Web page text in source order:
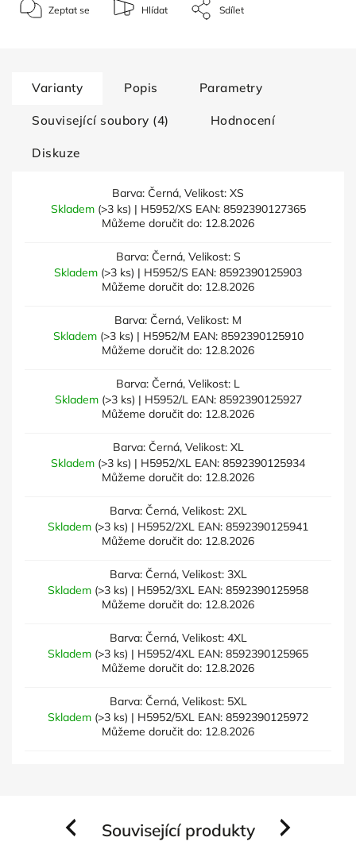
Zeptat se Hlídat Sdílet
Varianty Popis Parametry
Související soubory (4) Hodnocení
Diskuze
Barva: Černá, Velikost: XS
Skladem (>3 ks) | H5952/XS EAN: 8592390127365
Můžeme doručit do: 12.8.2026
Barva: Černá, Velikost: S
Skladem (>3 ks) | H5952/S EAN: 8592390125903
Můžeme doručit do: 12.8.2026
Barva: Černá, Velikost: M
Skladem (>3 ks) | H5952/M EAN: 8592390125910
Můžeme doručit do: 12.8.2026
Barva: Černá, Velikost: L
Skladem (>3 ks) | H5952/L EAN: 8592390125927
Můžeme doručit do: 12.8.2026
Barva: Černá, Velikost: XL
Skladem (>3 ks) | H5952/XL EAN: 8592390125934
Můžeme doručit do: 12.8.2026
Barva: Černá, Velikost: 2XL
Skladem (>3 ks) | H5952/2XL EAN: 8592390125941
Můžeme doručit do: 12.8.2026
Barva: Černá, Velikost: 3XL
Skladem (>3 ks) | H5952/3XL EAN: 8592390125958
Můžeme doručit do: 12.8.2026
Barva: Černá, Velikost: 4XL
Skladem (>3 ks) | H5952/4XL EAN: 8592390125965
Můžeme doručit do: 12.8.2026
Barva: Černá, Velikost: 5XL
Skladem (>3 ks) | H5952/5XL EAN: 8592390125972
Můžeme doručit do: 12.8.2026
Související produkty
Previous Next